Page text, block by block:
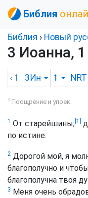
Библия
Библия › Новый
3 Иоанна, 1
‹ 1 3Ин 1 NRT
5 Поощрение и упрек.
1 От старейшины, [1]
по истине.
2 Дорогой мой, я
благополучно и
благополучна твоя
3 Меня очень